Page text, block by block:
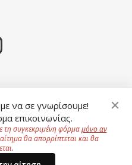
Reserved - Website by
να σε γνωρίσουμε!
επικοινωνίας.
συγκεκριμένη φόρμαμόνο αν
θα απορρίπτεται και θα
×
our users we use